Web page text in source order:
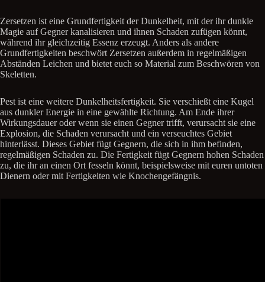
Zersetzen ist eine Grundfertigkeit der Dunkelheit, mit der ihr dunkle
Magie auf Gegner kanalisieren und ihnen Schaden zufügen könnt,
während ihr gleichzeitig Essenz erzeugt. Anders als andere
Grundfertigkeiten beschwört Zersetzen außerdem in regelmäßigen
Abständen Leichen und bietet euch so Material zum Beschwören von
Skeletten.
Pest ist eine weitere Dunkelheitsfertigkeit. Sie verschießt eine Kugel
aus dunkler Energie in eine gewählte Richtung. Am Ende ihrer
Wirkungsdauer oder wenn sie einen Gegner trifft, verursacht sie eine
Explosion, die Schaden verursacht und ein verseuchtes Gebiet
hinterlässt. Dieses Gebiet fügt Gegnern, die sich in ihm befinden,
regelmäßigen Schaden zu. Die Fertigkeit fügt Gegnern hohen Schaden
zu, die ihr an einen Ort fesseln könnt, beispielsweise mit euren untoten
Dienern oder mit Fertigkeiten wie Knochengefängnis.